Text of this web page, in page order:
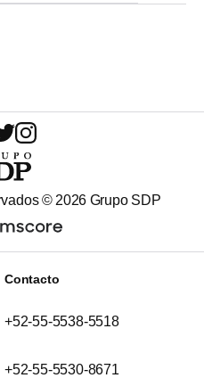
© 2026 Grupo SDP
Contacto
+52-55-5538-5518
+52-55-5530-8671